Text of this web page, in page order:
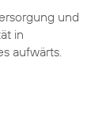
und
in
aufwärts.